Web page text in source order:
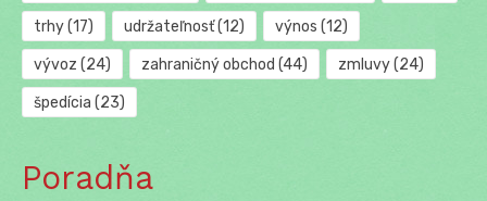
trhy(17) udržateľnosť(12) výnos (12)
vývoz (24) zahraničný obchod (44) zmluvy(24)
špedícia (23)
Poradňa